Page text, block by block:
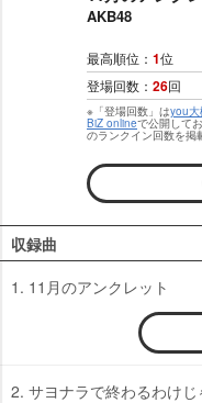
AKB48
最高順位： 1位
登場回数： 26回
※「登場回数」はyou大
BiZ onlineで公開して
のランクイン回数を掲
収録曲
1. 11月のアンクレット
2. サヨナラで終わるわけじ